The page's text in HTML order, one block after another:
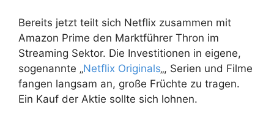
Bereits jetzt teilt sich Netflix zusammen mit
Amazon Prime den Marktführer Thron im
Streaming Sektor. Die Investitionen in eigene,
sogenannte „Netflix Originals„, Serien und Filme
fangen langsam an, große Früchte zu tragen.
Ein Kauf der Aktie sollte sich lohnen.